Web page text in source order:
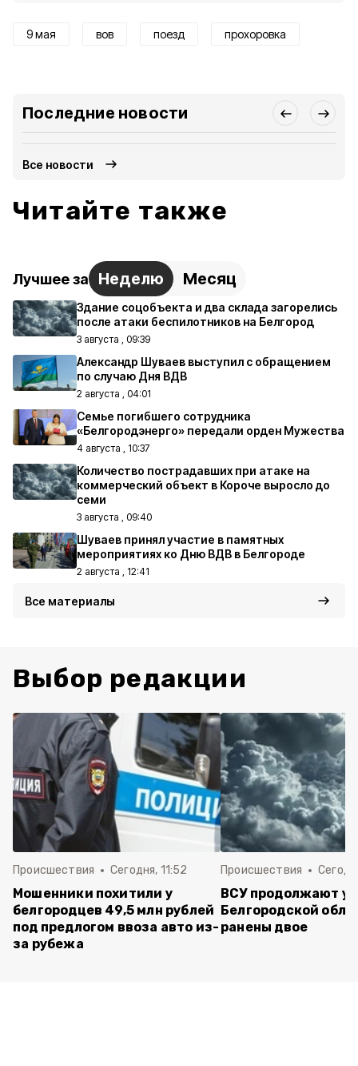
9 мая вов поезд прохоровка
Последние новости
Все новости
Читайте также
Лучшее за Неделю Месяц
Здание соцобъекта и два склада загорелись
после атаки беспилотников на Белгород
3 августа , 09:39
Александр Шуваев выступил с обращением
по случаю Дня ВДВ
2 августа , 04:01
Семье погибшего сотрудника
«Белгородэнерго» передали орден Мужества
4 августа , 10:37
Количество пострадавших при атаке на
коммерческий объект в Короче выросло до
семи
3 августа , 09:40
Шуваев принял участие в памятных
мероприятиях ко Дню ВДВ в Белгороде
2 августа , 12:41
Все материалы
Выбор редакции
Происшествия Сегодня, 11:52
Мошенники похитили у
белгородцев 49,5 млн рублей
под предлогом ввоза авто из-
за рубежа
Происшествия
ВСУ продолжают
Белгородской
ранены двое